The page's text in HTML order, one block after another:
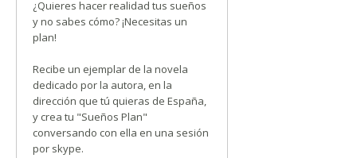
¿Quieres hacer realidad tus sueños
y no sabes cómo? ¡Necesitas un
plan!
Recibe un ejemplar de la novela
dedicado por la autora, en la
dirección que tú quieras de España,
y crea tu "Sueños Plan"
conversando con ella en una sesión
por skype.